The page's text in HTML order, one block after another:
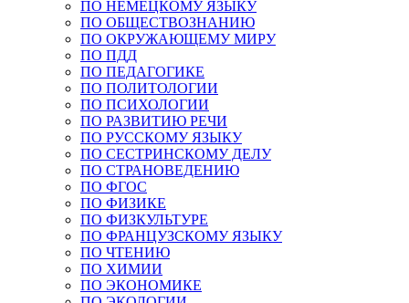
ПО НЕМЕЦКОМУ ЯЗЫКУ
ПО ОБЩЕСТВОЗНАНИЮ
ПО ОКРУЖАЮЩЕМУ МИРУ
ПО ПДД
ПО ПЕДАГОГИКЕ
ПО ПОЛИТОЛОГИИ
ПО ПСИХОЛОГИИ
ПО РАЗВИТИЮ РЕЧИ
ПО РУССКОМУ ЯЗЫКУ
ПО СЕСТРИНСКОМУ ДЕЛУ
ПО СТРАНОВЕДЕНИЮ
ПО ФГОС
ПО ФИЗИКЕ
ПО ФИЗКУЛЬТУРЕ
ПО ФРАНЦУЗСКОМУ ЯЗЫКУ
ПО ЧТЕНИЮ
ПО ХИМИИ
ПО ЭКОНОМИКЕ